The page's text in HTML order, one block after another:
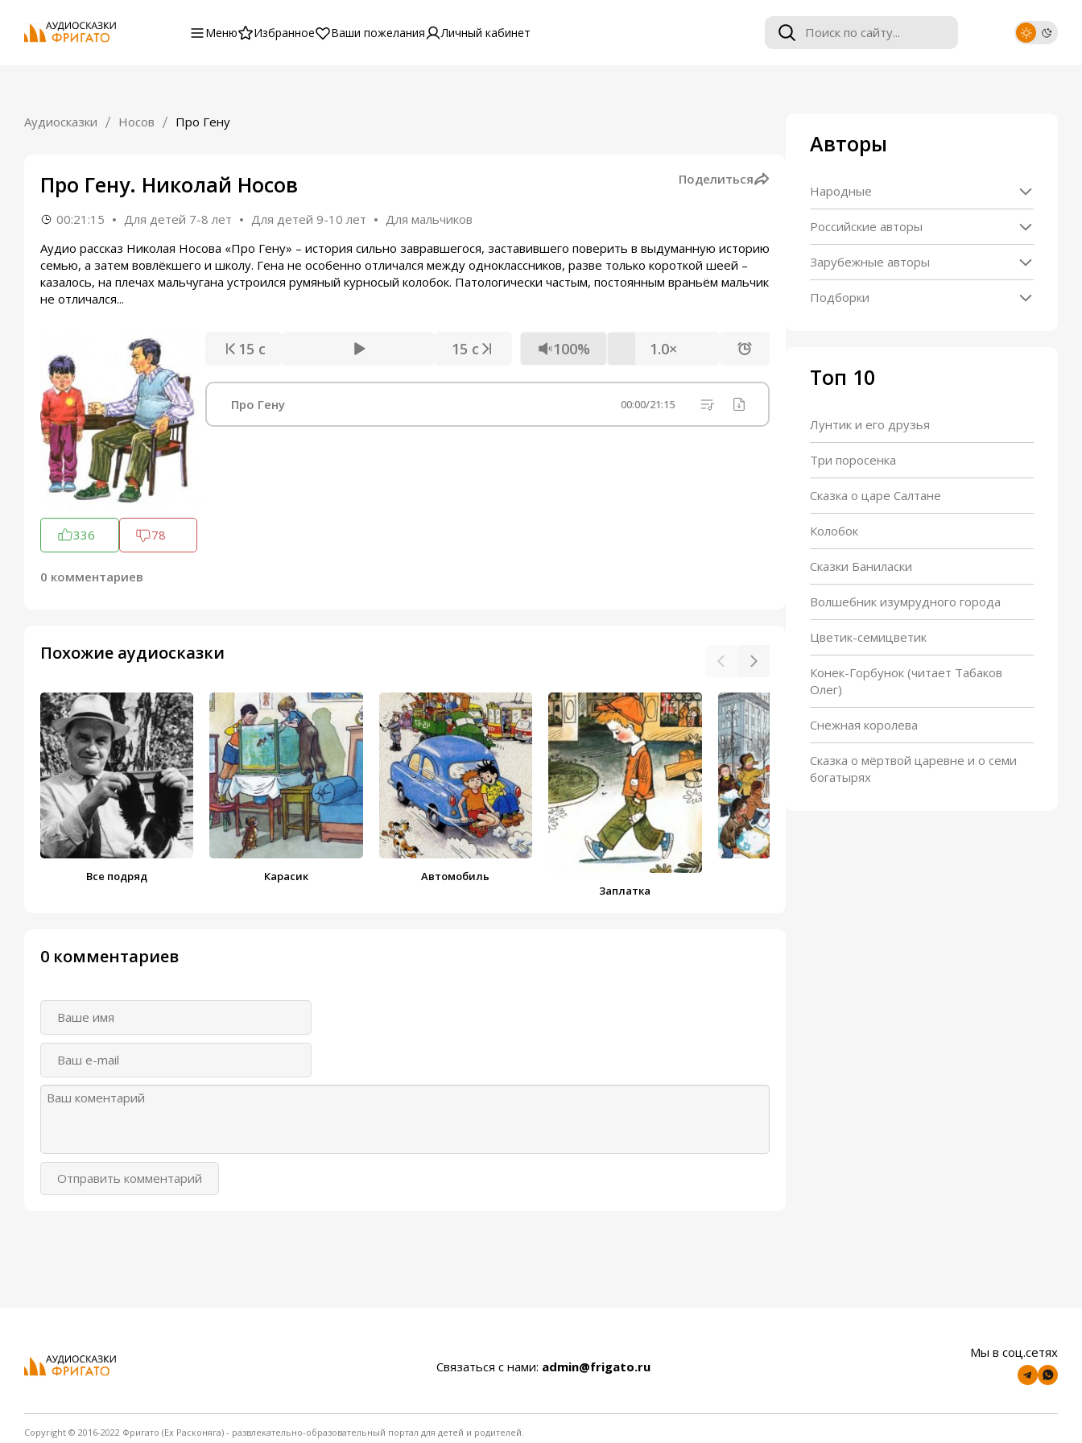
Меню Избранное Ваши пожелания Личный кабинет
Аудиосказки Носов Про Гену
Про Гену. Николай Носов Поделиться
00:21:15 Для детей 7-8 лет Для детей 9-10 лет
Для мальчиков
Аудио рассказ Николая Носова «Про Гену» – история сильно завравшегося, заставившего поверить в выдуманную историю
семью, а затем вовлёкшего и школу. Гена не особенно отличался между одноклассников, разве только короткой шеей –
казалось, на плечах мальчугана устроился румяный курносый колобок. Патологически частым, постоянным враньём мальчик
не отличался...
336 78
0 комментариев
15 с 15 с 100% 1.0×
Про Гену 00:00/21:15
Похожие аудиосказки
Все подряд Карасик
Автомобиль
Заплатка
Затейники
0 комментариев
Отправить комментарий
Авторы
Народные
Российские авторы
Зарубежные авторы
Подборки
Топ 10
Лунтик и его друзья
Три поросенка
Сказка о царе Салтане
Колобок
Сказки Баниласки
Волшебник изумрудного города
Цветик-семицветик
Конек-Горбунок (читает Табаков
Олег)
Снежная королева
Сказка о мёртвой царевне и о семи
богатырях
Связаться с нами: admin@frigato.ru
Мы в соц.сетях
Copyright © 2016-2022 Фригато (Ex Расконяга) - развлекательно-образовательный портал для детей и родителей.